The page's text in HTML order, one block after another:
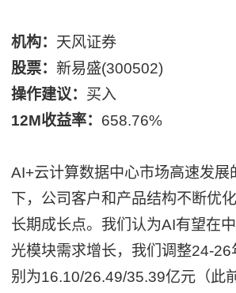
机构： 天风证券
股票：新易盛(300502)
操作建议： 买入
12M收益率： 658.76%
AI+云计算数据中心市场高速发展
下，公司客户和产品结构不断优
长期成长点。我们认为AI有望在
光模块需求增长，我们调整24-26
别为16.10/26.49/35.39亿元（此